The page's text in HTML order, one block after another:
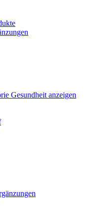
Gesundheit anzeigen